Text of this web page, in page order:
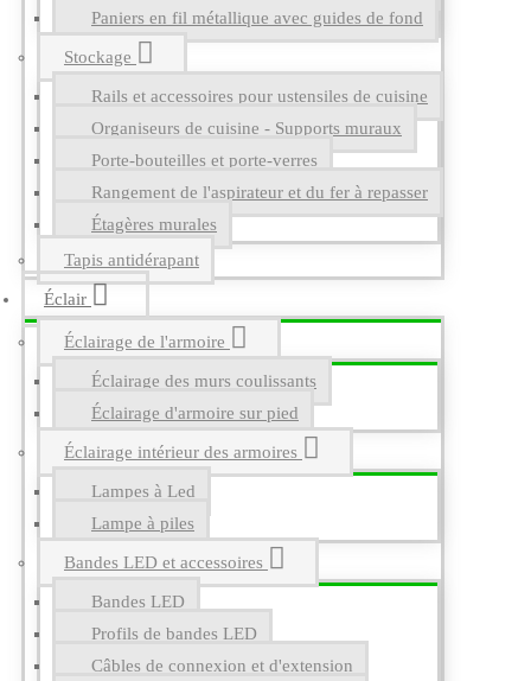
Paniers en fil métallique avec guides de fond
Stockage
Rails et accessoires pour ustensiles de cuisine
Organiseurs de cuisine - Supports muraux
Porte-bouteilles et porte-verres
Rangement de l'aspirateur et du fer à repasser
Étagères murales
Tapis antidérapant
Éclair
Éclairage de l'armoire
Éclairage des murs coulissants
Éclairage d'armoire sur pied
Éclairage intérieur des armoires
Lampes à Led
Lampe à piles
Bandes LED et accessoires
Bandes LED
Profils de bandes LED
Câbles de connexion et d'extension